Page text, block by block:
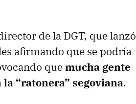
de la DGT, que lanzó
afirmando que se podría
quemucha gente
“ratonera” segoviana.